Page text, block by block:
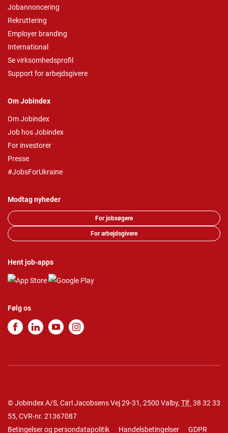
Jobannoncering
Rekruttering
Employer branding
International
Se virksomhedsprofil
Support for arbejdsgivere
Om Jobindex
Om Jobindex
Job hos Jobindex
For investorer
Presse
#JobsForUkraine
Modtag nyheder
For jobsøgere
For arbejdsgivere
Hent job-apps
Følg os
© Jobindex A/S, Carl Jacobsens Vej 29-31, 2500 Valby, Tlf. 38 32 33
55, CVR-nr. 21367087
Betingelser og persondatapolitik
Handelsbetingelser GDPR